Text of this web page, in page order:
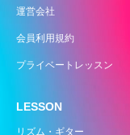
運営会社
会員利用規約
プライベートレッスン
LESSON
リズム・ギター